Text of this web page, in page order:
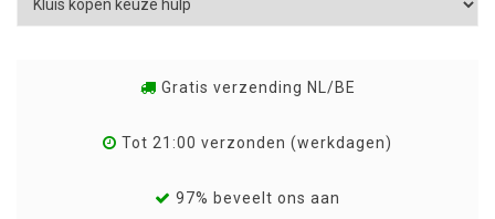
Gratis verzending NL/BE
Tot 21:00 verzonden (werkdagen)
97% beveelt ons aan